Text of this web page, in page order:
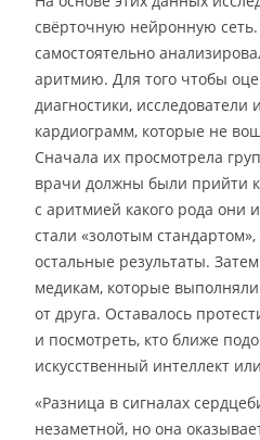
свёрточную нейронную
самостоятельно
аритмию. Для того чтобы
диагностики, исследователи
кардиограмм, которые не
Сначала их просмотрела
врачи должны были прийти
с аритмией какого рода они
стали «золотым
остальные результаты.
медикам, которые
от друга. Оставалось
и посмотреть, кто ближе
искусственный интеллект
«Разница в сигналах
незаметной, но она